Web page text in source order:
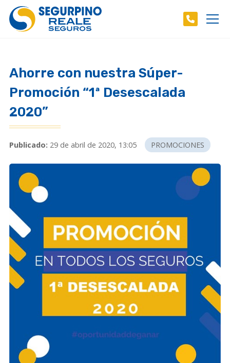
Ahorre con nuestra Súper-
Promoción “1ª Desescalada
2020”
Publicado: 29 de abril de 2020, 13:05 PROMOCIONES